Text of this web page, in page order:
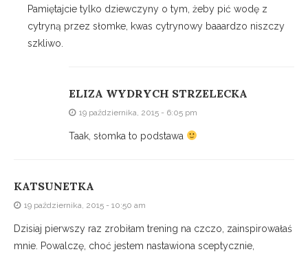
Pamiętajcie tylko dziewczyny o tym, żeby pić wodę z
cytryną przez słomke, kwas cytrynowy baaardzo niszczy
szkliwo.
ELIZA WYDRYCH STRZELECKA
19 października, 2015 - 6:05 pm
Taak, słomka to podstawa
KATSUNETKA
19 października, 2015 - 10:50 am
Dzisiaj pierwszy raz zrobiłam trening na czczo, zainspirowałaś
mnie. Powalczę, choć jestem nastawiona sceptycznie,